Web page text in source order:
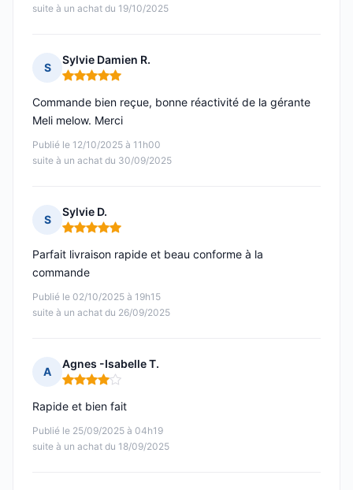
suite à un achat du 19/10/2025
S
Sylvie Damien R.
Note : 5 sur 5
Publié le 12/10/2025 à 11h00
suite à un achat du 30/09/2025
Commande bien reçue, bonne réactivité de la gérante
Meli melow. Merci
S
Sylvie D.
Note : 5 sur 5
Publié le 02/10/2025 à 19h15
suite à un achat du 26/09/2025
Parfait livraison rapide et beau conforme à la
commande
A
Agnes -Isabelle T.
Note : 4 sur 5
Publié le 25/09/2025 à 04h19
suite à un achat du 18/09/2025
Rapide et bien fait